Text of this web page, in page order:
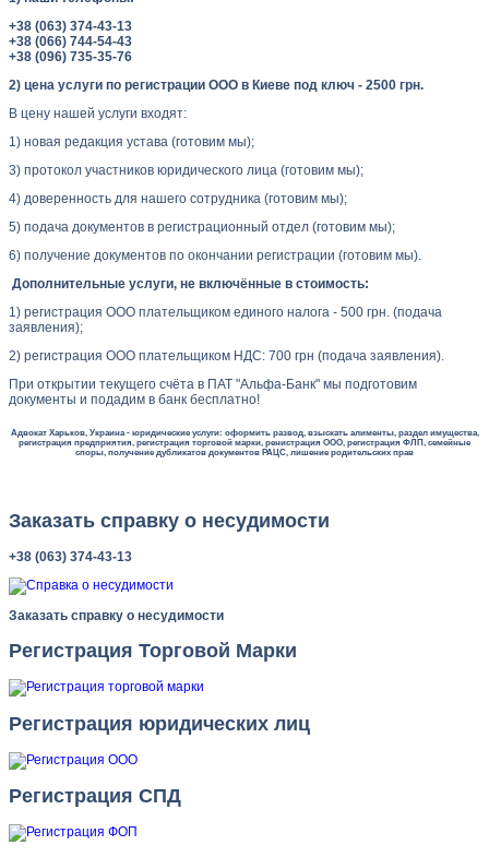
+38 (063) 374-43-13
+38 (066) 744-54-43
+38 (096) 735-35-76
2) цена услуги по регистрации ООО в Киеве под ключ - 2500 грн.
В цену нашей услуги входят:
1) новая редакция устава (готовим мы);
3) протокол участников юридического лица (готовим мы);
4) доверенность для нашего сотрудника (готовим мы);
5) подача документов в регистрационный отдел (готовим мы);
6) получение документов по окончании регистрации (готовим мы).
Дополнительные услуги, не включённые в стоимость:
1) регистрация ООО плательщиком единого налога - 500 грн. (подача
заявления);
2) регистрация ООО плательщиком НДС: 700 грн (подача заявления).
При открытии текущего счёта в ПАТ "Альфа-Банк" мы подготовим
документы и подадим в банк бесплатно!
Адвокат Харьков, Украина - юридические услуги: оформить развод, взыскать алименты, раздел имущества,
регистрация предприятия, регистрация торговой марки, ренистрация ООО, регистрация ФЛП, семейные
споры, получение дубликатов документов РАЦС, лишение родительских прав
Заказать справку о несудимости
+38 (063) 374-43-13
Заказать справку о несудимости
Регистрация Торговой Марки
Регистрация юридических лиц
Регистрация СПД